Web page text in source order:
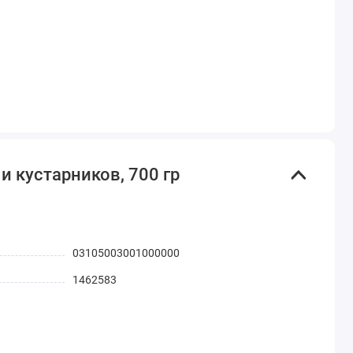
кустарников, 700 гр
03105003001000000
1462583